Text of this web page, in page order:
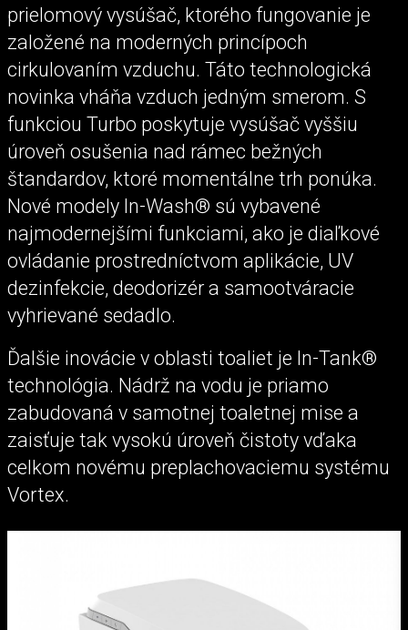
prielomový vysúšač, ktorého fungovanie je
založené na moderných princípoch
cirkulovaním vzduchu. Táto technologická
novinka vháňa vzduch jedným smerom. S
funkciou Turbo poskytuje vysúšač vyššiu
úroveň osušenia nad rámec bežných
štandardov, ktoré momentálne trh ponúka.
Nové modely In-Wash® sú vybavené
najmodernejšími funkciami, ako je diaľkové
ovládanie prostredníctvom aplikácie, UV
dezinfekcie, deodorizér a samootváracie
vyhrievané sedadlo.
Ďalšie inovácie v oblasti toaliet je In-Tank®
technológia. Nádrž na vodu je priamo
zabudovaná v samotnej toaletnej mise a
zaisťuje tak vysokú úroveň čistoty vďaka
celkom novému preplachovaciemu systému
Vortex.